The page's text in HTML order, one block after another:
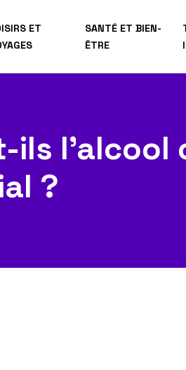
ET
SANTÉ ET BIEN-
ÊTRE
l’alcool
?